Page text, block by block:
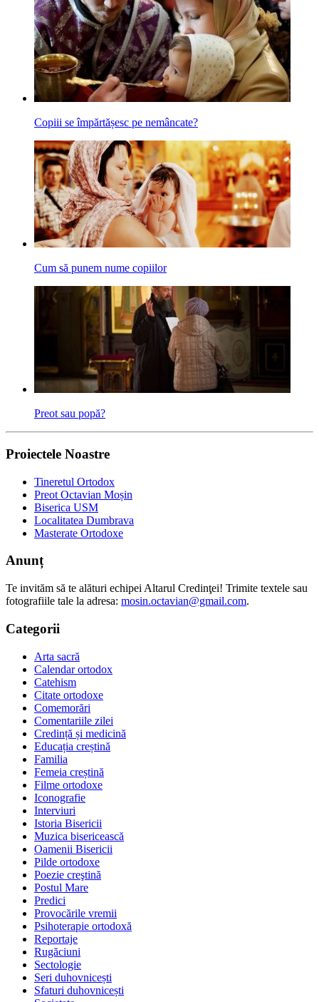
Copiii se împărtășesc pe nemâncate?
Cum să punem nume copiilor
Preot sau popă?
Proiectele Noastre
Tineretul Ortodox
Preot Octavian Moșin
Biserica USM
Localitatea Dumbrava
Masterate Ortodoxe
Anunț
Te invităm să te alături echipei Altarul Credinţei! Trimite textele sau
fotografiile tale la adresa: mosin.octavian@gmail.com.
Categorii
Arta sacră
Calendar ortodox
Catehism
Citate ortodoxe
Comemorări
Comentariile zilei
Credință și medicină
Educația creștină
Familia
Femeia creștină
Filme ortodoxe
Iconografie
Interviuri
Istoria Bisericii
Muzica bisericească
Oamenii Bisericii
Pilde ortodoxe
Poezie creştină
Postul Mare
Predici
Provocările vremii
Psihoterapie ortodoxă
Reportaje
Rugăciuni
Sectologie
Seri duhovnicești
Sfaturi duhovnicești